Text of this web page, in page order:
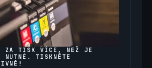
ZA TISK VÍCE, NEŽ JE
NUTNÉ. TISKNĚTE